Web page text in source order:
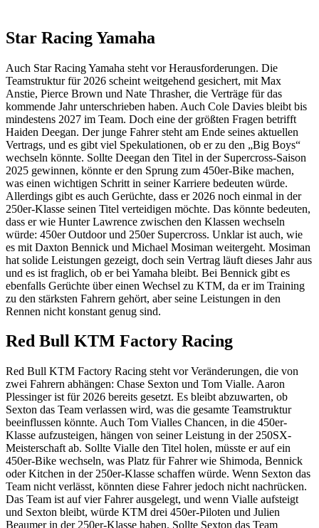
Star Racing Yamaha
Auch Star Racing Yamaha steht vor Herausforderungen. Die
Teamstruktur für 2026 scheint weitgehend gesichert, mit Max
Anstie, Pierce Brown und Nate Thrasher, die Verträge für das
kommende Jahr unterschrieben haben. Auch Cole Davies bleibt bis
mindestens 2027 im Team. Doch eine der größten Fragen betrifft
Haiden Deegan. Der junge Fahrer steht am Ende seines aktuellen
Vertrags, und es gibt viel Spekulationen, ob er zu den „Big Boys“
wechseln könnte. Sollte Deegan den Titel in der Supercross-Saison
2025 gewinnen, könnte er den Sprung zum 450er-Bike machen,
was einen wichtigen Schritt in seiner Karriere bedeuten würde.
Allerdings gibt es auch Gerüchte, dass er 2026 noch einmal in der
250er-Klasse seinen Titel verteidigen möchte. Das könnte bedeuten,
dass er wie Hunter Lawrence zwischen den Klassen wechseln
würde: 450er Outdoor und 250er Supercross. Unklar ist auch, wie
es mit Daxton Bennick und Michael Mosiman weitergeht. Mosiman
hat solide Leistungen gezeigt, doch sein Vertrag läuft dieses Jahr aus
und es ist fraglich, ob er bei Yamaha bleibt. Bei Bennick gibt es
ebenfalls Gerüchte über einen Wechsel zu KTM, da er im Training
zu den stärksten Fahrern gehört, aber seine Leistungen in den
Rennen nicht konstant genug sind.
Red Bull KTM Factory Racing
Red Bull KTM Factory Racing steht vor Veränderungen, die von
zwei Fahrern abhängen: Chase Sexton und Tom Vialle. Aaron
Plessinger ist für 2026 bereits gesetzt. Es bleibt abzuwarten, ob
Sexton das Team verlassen wird, was die gesamte Teamstruktur
beeinflussen könnte. Auch Tom Vialles Chancen, in die 450er-
Klasse aufzusteigen, hängen von seiner Leistung in der 250SX-
Meisterschaft ab. Sollte Vialle den Titel holen, müsste er auf ein
450er-Bike wechseln, was Platz für Fahrer wie Shimoda, Bennick
oder Kitchen in der 250er-Klasse schaffen würde. Wenn Sexton das
Team nicht verlässt, könnten diese Fahrer jedoch nicht nachrücken.
Das Team ist auf vier Fahrer ausgelegt, und wenn Vialle aufsteigt
und Sexton bleibt, würde KTM drei 450er-Piloten und Julien
Beaumer in der 250er-Klasse haben. Sollte Sexton das Team